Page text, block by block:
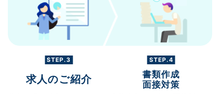
STEP.3
求人のご紹介
STEP.4
書類作成
面接対策